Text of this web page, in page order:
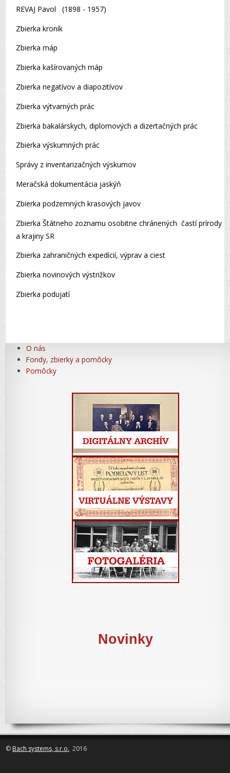
REVAJ Pavol (1898 - 1957)
Zbierka kroník
Zbierka máp
Zbierka kašírovaných máp
Zbierka negatívov a diapozitívov
Zbierka výtvarných prác
Zbierka bakalárskych, diplomových a dizertačných prác
Zbierka výskumných prác
Správy z inventarizačných výskumov
Meračská dokumentácia jaskýň
Zbierka podzemných krasových javov
Zbierka Štátneho zoznamu osobitne chránených častí prírody
a krajiny SR
Zbierka zahraničných expedícií, výprav a ciest
Zbierka novinových výstrižkov
Zbierka podujatí
O nás
Fondy, zbierky a pomôcky
Pomôcky
Novinky
© Bach systems, s.r.o. 2016